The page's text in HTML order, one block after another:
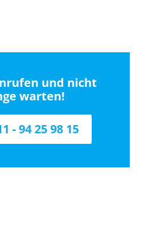
und nicht
warten!
- 94 25 98 15